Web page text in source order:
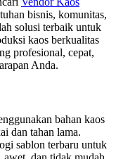
bisnis, komunitas,
solusi terbaik untuk
kaos berkualitas
profesional, cepat,
Anda.
bahan kaos
dan tahan lama.
sablon terbaru untuk